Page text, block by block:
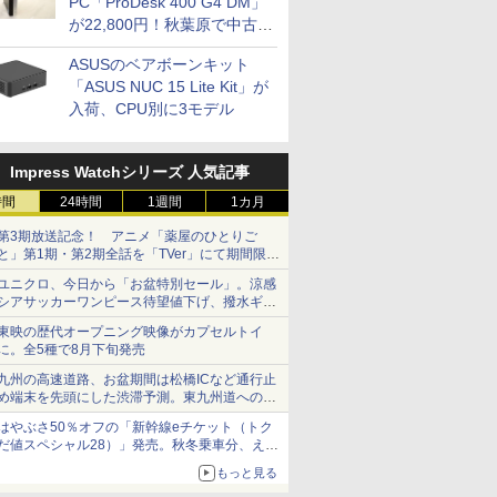
が22,800円！秋葉原で中古
PCセール
ASUSのベアボーンキット
「ASUS NUC 15 Lite Kit」が
入荷、CPU別に3モデル
Impress Watchシリーズ 人気記事
24時間 1週間 1カ月
3期放送記念！ アニメ「薬屋のひとりご
」第1期・第2期全話を「TVer」にて期間限定
順次無料配信開始
ニクロ、今日から「お盆特別セール」。涼感
アサッカーワンピース待望値下げ、撥水ギア
ョーツは1990円に
映の歴代オープニング映像がカプセルトイ
。全5種で8月下旬発売
州の高速道路、お盆期間は松橋ICなど通行止
端末を先頭にした渋滞予測。東九州道への迂
は料金調整を実施
やぶさ50％オフの「新幹線eチケット（トク
値スペシャル28）」発売。秋冬乗車分、えき
もっと見る